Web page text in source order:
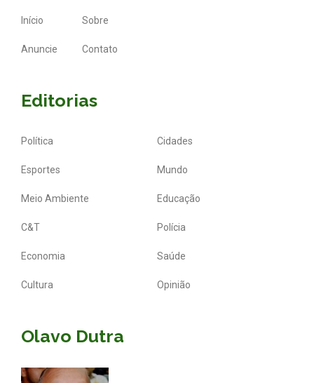
Início Sobre
Anuncie Contato
Editorias
Política Cidades
Esportes Mundo
Meio Ambiente Educação
C&T Polícia
Economia Saúde
Cultura Opinião
Olavo Dutra